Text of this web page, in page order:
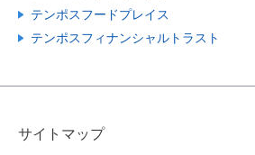
テンポスフードプレイス
テンポスフィナンシャルトラスト
サイトマップ